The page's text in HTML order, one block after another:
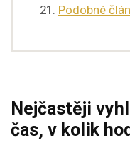
Podobné
Nejčastěji
čas, v kolik